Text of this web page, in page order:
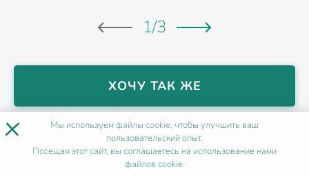
1/3
ХОЧУ ТАК ЖЕ
НАШИ МЕТОДИСТЫВ
СИМФЕРОПОЛЕ
× Мы используемфайлы cookie, чтобы улучшить ваш
пользовательский опыт.
Посещая этот сайт, вы соглашаетесь на использование нами
файлов cookie.